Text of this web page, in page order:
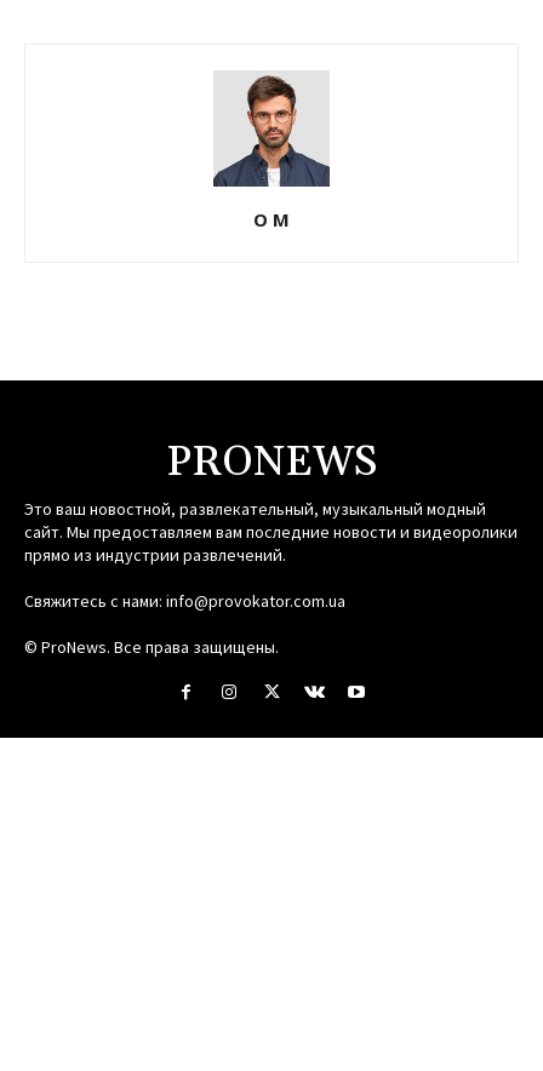
О М
PRONEWS
Это ваш новостной, развлекательный, музыкальный модный
сайт. Мы предоставляем вам последние новости и видеоролики
прямо из индустрии развлечений.
Свяжитесь с нами: info@provokator.com.ua
© ProNews. Все права защищены.